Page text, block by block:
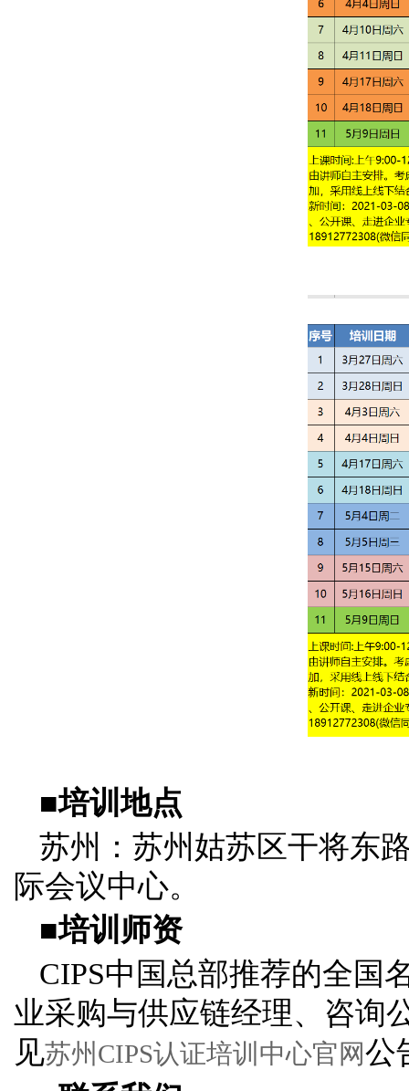
■培训地点
苏州：苏州姑苏区干将东
际会议中心。
■培训师资
CIPS中国总部推荐的全国
业采购与供应链经理、咨询
见苏州CIPS认证培训中心官网公